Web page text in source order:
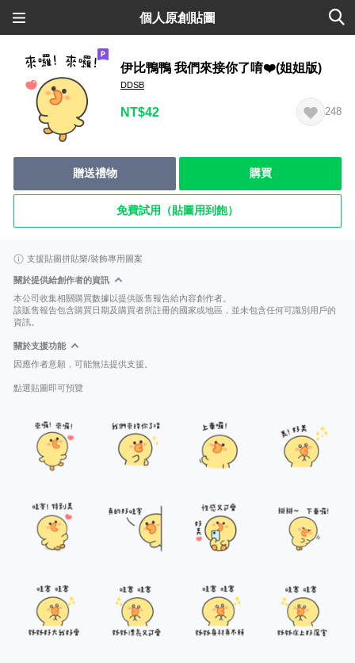
個人原創貼圖
伊比鴨鴨 我們來接你了唷❤️(姐姐版)
DDSB
NT$42 248
贈送禮物 購買
免費試用（貼圖用到飽）
支援貼圖拼貼樂/裝飾專用圖案
關於提供給創作者的資訊
本公司收集相關購買數據以提供販售報告給內容創作者。
該販售報告包含購買日期及購買者所註冊的國家或地區，並未包含任何可識別用戶的
資訊。
關於支援功能
因應作者意願，可能無法提供支援。
點選貼圖即可預覽